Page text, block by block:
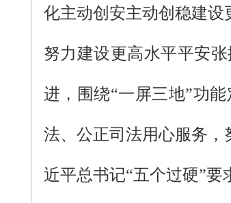
化主动创安主动创稳建设
努力建设更高水平平安
进，围绕“一屏三地”功
法、公正司法用心服务
近平总书记“五个过硬”